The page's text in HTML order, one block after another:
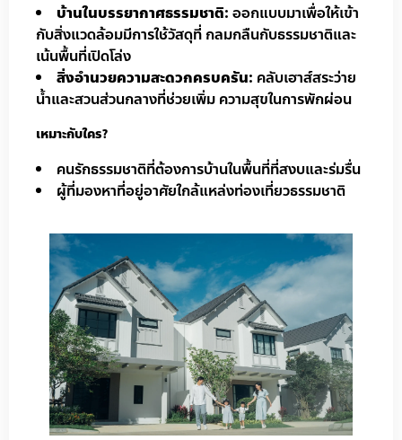
บ้านในบรรยากาศธรรมชาติ: ออกแบบมาเพื่อให้เข้า
กับสิ่งแวดล้อมมีการใช้วัสดุที่ กลมกลืนกับธรรมชาติและ
เน้นพื้นที่เปิดโล่ง
สิ่งอำนวยความสะดวกครบครัน: คลับเฮาส์สระว่าย
น้ำและสวนส่วนกลางที่ช่วยเพิ่ม ความสุขในการพักผ่อน
เหมาะกับใคร?
คนรักธรรมชาติที่ต้องการบ้านในพื้นที่ที่สงบและร่มรื่น
ผู้ที่มองหาที่อยู่อาศัยใกล้แหล่งท่องเที่ยวธรรมชาติ